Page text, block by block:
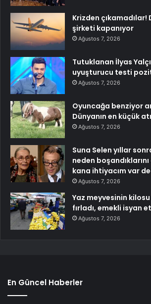
Krizden çıkamadılar!
şirketi kapanıyor
Ağustos 7, 2026
Tutuklanan İlyas
uyuşturucu testi
Ağustos 7, 2026
Oyuncağa benziyor
Dünyanın en küçük
Ağustos 7, 2026
Suna Selen yıllar
neden
kana ihtiyacım var
Ağustos 7, 2026
Yaz meyvesinin
fırladı, emekli isyan
Ağustos 7, 2026
En Güncel Haberler